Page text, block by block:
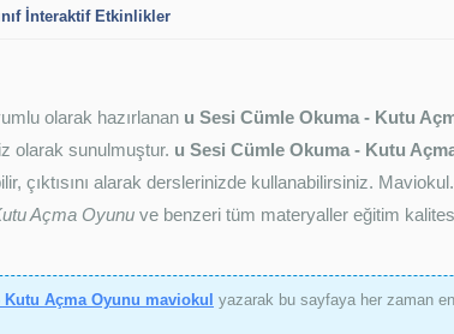
İnteraktif Etkinlikler
olarak hazırlanan u Sesi Cümle Okuma - Kutu
olarak sunulmuştur. u Sesi Cümle Okuma - Kutu
çıktısını alarak derslerinizde kullanabilirsiniz.
Açma Oyunu ve benzeri tüm materyaller eğitim
Açma Oyunu maviokul
yazarak bu sayfaya her zaman